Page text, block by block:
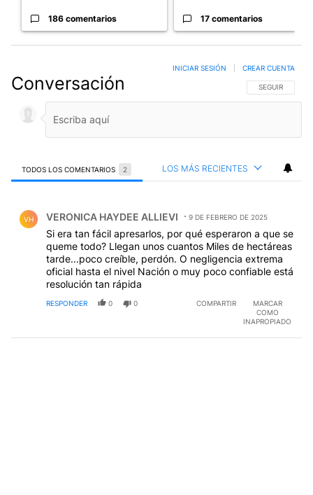
186 comentarios 17 comentarios
Conversación SIGA ESTA
SEGUIR
INICIAR SESIÓN CREAR CUENTA
TODOS LOS COMENTARIOS 2 LOS MÁS RECIENTES
VH VERONICA HAYDEE ALLIEVI 9 DE FEBRERO DE 2025
Si era tan fácil apresarlos, por qué esperaron a que se
queme todo? Llegan unos cuantos Miles de hectáreas
tarde...poco creíble, perdón. O negligencia extrema
oficial hasta el nivel Nación o muy poco confiable está
resolución tan rápida
RESPONDER 0 0 COMPARTIR
MARCAR
COMO
INAPROPIADO